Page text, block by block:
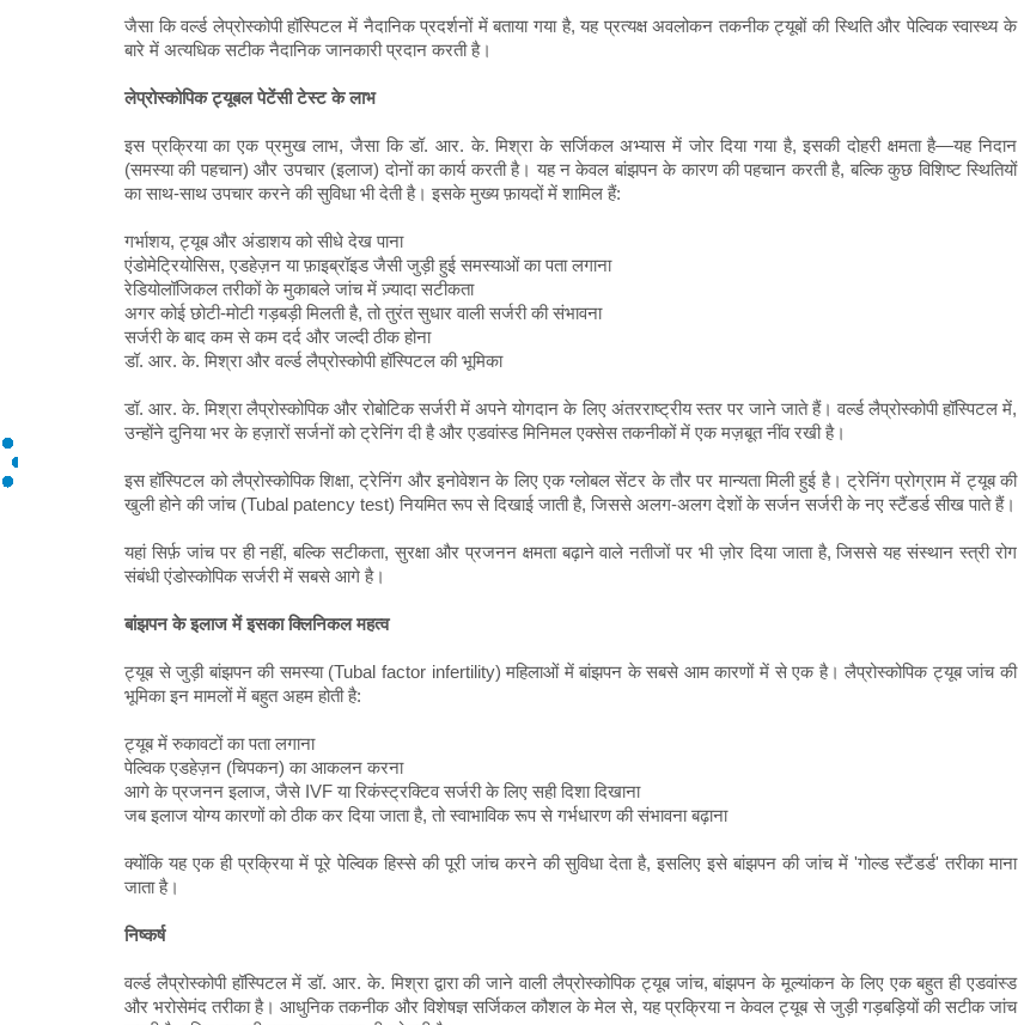
जैसा कि वर्ल्ड लेप्रोस्कोपी हॉस्पिटल में नैदानिक ​​प्रदर्शनों में बताया गया है, यह प्रत्यक्ष अवलोकन तकनीक ट्यूबों की स्थिति और पेल्विक स्वास्थ्य के
बारे में अत्यधिक सटीक नैदानिक ​​जानकारी प्रदान करती है।
लेप्रोस्कोपिक ट्यूबल पेटेंसी टेस्ट के लाभ
इस प्रक्रिया का एक प्रमुख लाभ, जैसा कि डॉ. आर. के. मिश्रा के सर्जिकल अभ्यास में जोर दिया गया है, इसकी दोहरी क्षमता है—यह निदान
(समस्या की पहचान) और उपचार (इलाज) दोनों का कार्य करती है। यह न केवल बांझपन के कारण की पहचान करती है, बल्कि कुछ विशिष्ट स्थितियों
का साथ-साथ उपचार करने की सुविधा भी देती है। इसके मुख्य फ़ायदों में शामिल हैं:
गर्भाशय, ट्यूब और अंडाशय को सीधे देख पाना
एंडोमेट्रियोसिस, एडहेज़न या फ़ाइब्रॉइड जैसी जुड़ी हुई समस्याओं का पता लगाना
रेडियोलॉजिकल तरीकों के मुकाबले जांच में ज़्यादा सटीकता
अगर कोई छोटी-मोटी गड़बड़ी मिलती है, तो तुरंत सुधार वाली सर्जरी की संभावना
सर्जरी के बाद कम से कम दर्द और जल्दी ठीक होना
डॉ. आर. के. मिश्रा और वर्ल्ड लैप्रोस्कोपी हॉस्पिटल की भूमिका
डॉ. आर. के. मिश्रा लैप्रोस्कोपिक और रोबोटिक सर्जरी में अपने योगदान के लिए अंतरराष्ट्रीय स्तर पर जाने जाते हैं। वर्ल्ड लैप्रोस्कोपी हॉस्पिटल में,
उन्होंने दुनिया भर के हज़ारों सर्जनों को ट्रेनिंग दी है और एडवांस्ड मिनिमल एक्सेस तकनीकों में एक मज़बूत नींव रखी है।
इस हॉस्पिटल को लैप्रोस्कोपिक शिक्षा, ट्रेनिंग और इनोवेशन के लिए एक ग्लोबल सेंटर के तौर पर मान्यता मिली हुई है। ट्रेनिंग प्रोग्राम में ट्यूब की
खुली होने की जांच (Tubal patency test) नियमित रूप से दिखाई जाती है, जिससे अलग-अलग देशों के सर्जन सर्जरी के नए स्टैंडर्ड सीख पाते हैं।
यहां सिर्फ़ जांच पर ही नहीं, बल्कि सटीकता, सुरक्षा और प्रजनन क्षमता बढ़ाने वाले नतीजों पर भी ज़ोर दिया जाता है, जिससे यह संस्थान स्त्री रोग
संबंधी एंडोस्कोपिक सर्जरी में सबसे आगे है।
बांझपन के इलाज में इसका क्लिनिकल महत्व
ट्यूब से जुड़ी बांझपन की समस्या (Tubal factor infertility) महिलाओं में बांझपन के सबसे आम कारणों में से एक है। लैप्रोस्कोपिक ट्यूब जांच की
भूमिका इन मामलों में बहुत अहम होती है:
ट्यूब में रुकावटों का पता लगाना
पेल्विक एडहेज़न (चिपकन) का आकलन करना
आगे के प्रजनन इलाज, जैसे IVF या रिकंस्ट्रक्टिव सर्जरी के लिए सही दिशा दिखाना
जब इलाज योग्य कारणों को ठीक कर दिया जाता है, तो स्वाभाविक रूप से गर्भधारण की संभावना बढ़ाना
क्योंकि यह एक ही प्रक्रिया में पूरे पेल्विक हिस्से की पूरी जांच करने की सुविधा देता है, इसलिए इसे बांझपन की जांच में 'गोल्ड स्टैंडर्ड' तरीका माना
जाता है।
निष्कर्ष
वर्ल्ड लैप्रोस्कोपी हॉस्पिटल में डॉ. आर. के. मिश्रा द्वारा की जाने वाली लैप्रोस्कोपिक ट्यूब जांच, बांझपन के मूल्यांकन के लिए एक बहुत ही एडवांस्ड
और भरोसेमंद तरीका है। आधुनिक तकनीक और विशेषज्ञ सर्जिकल कौशल के मेल से, यह प्रक्रिया न केवल ट्यूब से जुड़ी गड़बड़ियों की सटीक जांच